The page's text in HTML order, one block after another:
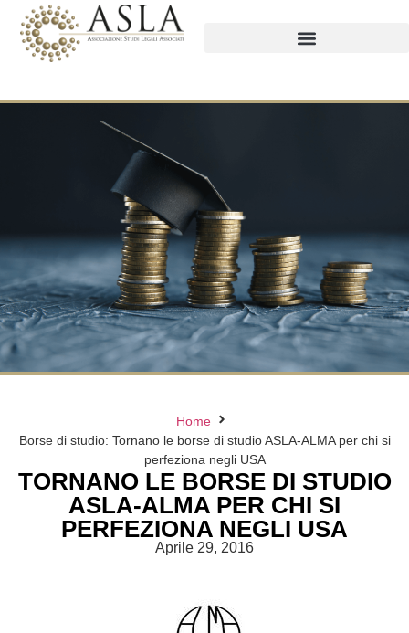
Home
Borse di studio: Tornano le borse di studio ASLA-ALMA per chi si
perfeziona negli USA
TORNANO LE BORSE DI STUDIO
ASLA-ALMA PER CHI SI
PERFEZIONA NEGLI USA
Aprile 29, 2016